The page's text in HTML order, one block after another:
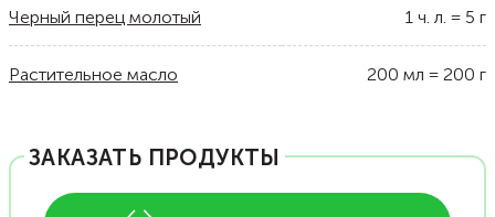
Черный перец молотый 1 ч. л. = 5 г
Растительное масло 200 мл = 200 г
ЗАКАЗАТЬ ПРОДУКТЫ